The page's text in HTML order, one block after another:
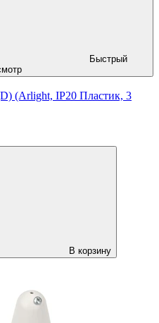
Быстрый
(Arlight, IP20 Пластик, 3
В корзину